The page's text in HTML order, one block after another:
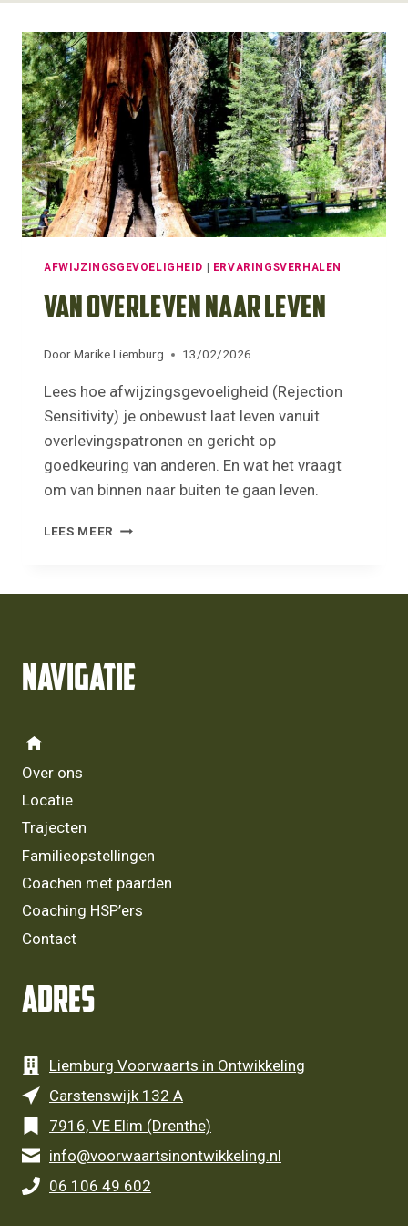
AFWIJZINGSGEVOELIGHEID ERVARINGSVERHALEN
Van overleven naar leven
DoorMarike Liemburg 13/02/2026
Lees hoe afwijzingsgevoeligheid (Rejection
Sensitivity) je onbewust laat leven vanuit
overlevingspatronen en gericht op
goedkeuring van anderen. En wat het vraagt
om van binnen naar buiten te gaan leven.
LEES MEER VAN
Navigatie
Over ons
Locatie
Trajecten
Familieopstellingen
Coachen met paarden
Coaching HSP’ers
Contact
Adres
Liemburg Voorwaarts in Ontwikkeling
Carstenswijk 132 A
7916, VE Elim (Drenthe)
info@voorwaartsinontwikkeling.nl
06 106 49 602